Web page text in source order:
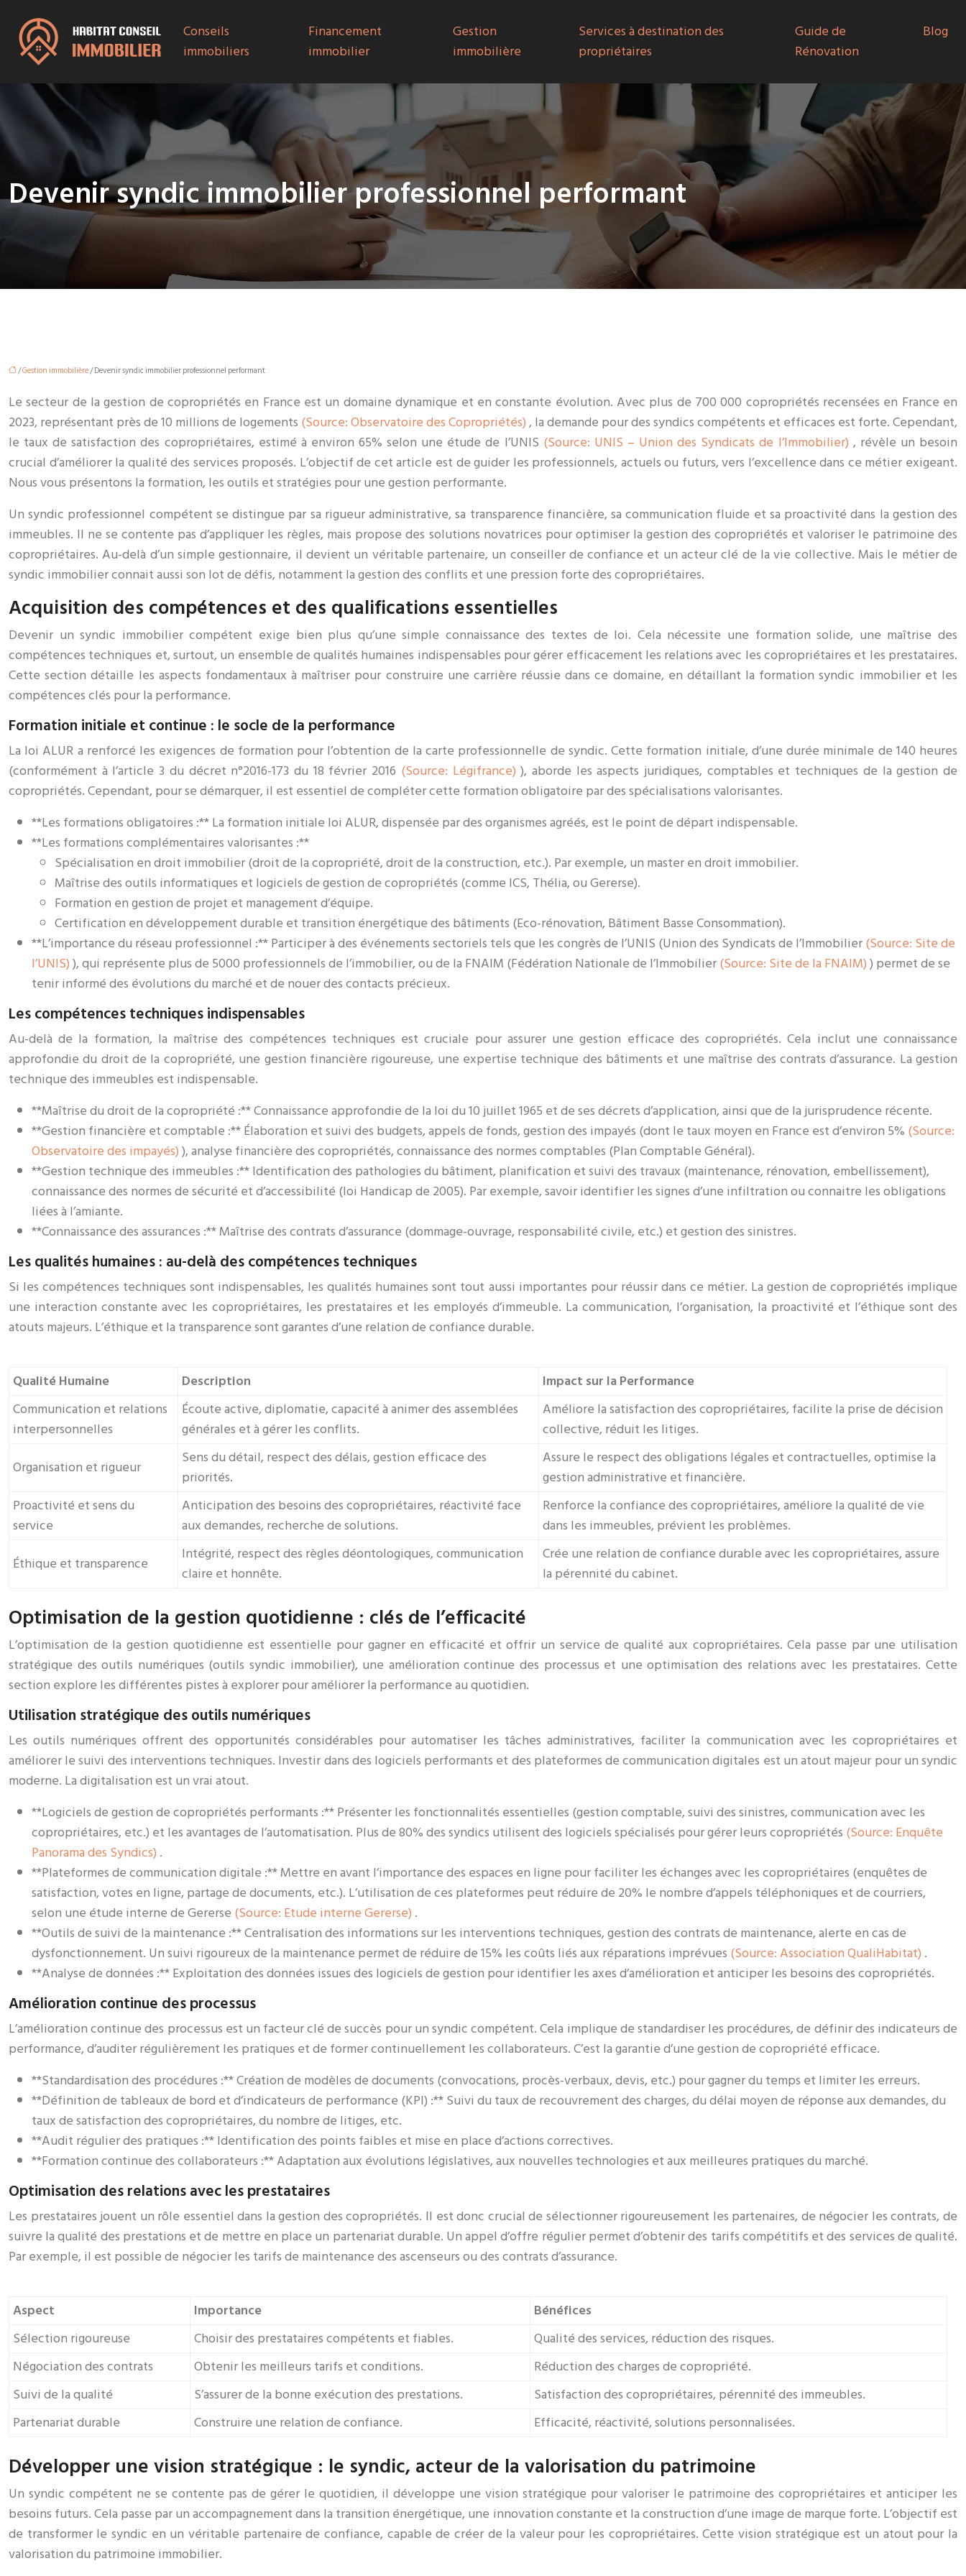
Conseils
immobiliers
Financement
immobilier
Gestion
immobilière
Services à destination des
propriétaires
Guide de
Rénovation
Blog
Devenir syndic immobilier professionnel performant
/Gestion immobilière/ Devenir syndic immobilier professionnel performant
Le secteur de la gestion de copropriétés en France est un domaine dynamique et en constante évolution. Avec plus de 700 000 copropriétés recensées en France en
2023, représentant près de 10 millions de logements (Source: Observatoire des Copropriétés), la demande pour des syndics compétents et efficaces est forte. Cependant,
le taux de satisfaction des copropriétaires, estimé à environ 65% selon une étude de l’UNIS (Source: UNIS – Union des Syndicats de l’Immobilier) , révèle un besoin
crucial d’améliorer la qualité des services proposés. L’objectif de cet article est de guider les professionnels, actuels ou futurs, vers l’excellence dans ce métier exigeant.
Nous vous présentons la formation, les outils et stratégies pour une gestion performante.
Un syndic professionnel compétent se distingue par sa rigueur administrative, sa transparence financière, sa communication fluide et sa proactivité dans la gestion des
immeubles. Il ne se contente pas d’appliquer les règles, mais propose des solutions novatrices pour optimiser la gestion des copropriétés et valoriser le patrimoine des
copropriétaires. Au-delà d’un simple gestionnaire, il devient un véritable partenaire, un conseiller de confiance et un acteur clé de la vie collective. Mais le métier de
syndic immobilier connait aussi son lot de défis, notamment la gestion des conflits et une pression forte des copropriétaires.
Acquisition des compétences et des qualifications essentielles
Devenir un syndic immobilier compétent exige bien plus qu’une simple connaissance des textes de loi. Cela nécessite une formation solide, une maîtrise des
compétences techniques et, surtout, un ensemble de qualités humaines indispensables pour gérer efficacement les relations avec les copropriétaires et les prestataires.
Cette section détaille les aspects fondamentaux à maîtriser pour construire une carrière réussie dans ce domaine, en détaillant la formation syndic immobilier et les
compétences clés pour la performance.
Formation initiale et continue : le socle de la performance
La loi ALUR a renforcé les exigences de formation pour l’obtention de la carte professionnelle de syndic. Cette formation initiale, d’une durée minimale de 140 heures
(conformément à l’article 3 du décret n°2016-173 du 18 février 2016 (Source: Légifrance)), aborde les aspects juridiques, comptables et techniques de la gestion de
copropriétés. Cependant, pour se démarquer, il est essentiel de compléter cette formation obligatoire par des spécialisations valorisantes.
**Les formations obligatoires :** La formation initiale loi ALUR, dispensée par des organismes agréés, est le point de départ indispensable.
**Les formations complémentaires valorisantes :**
Spécialisation en droit immobilier (droit de la copropriété, droit de la construction, etc.). Par exemple, un master en droit immobilier.
Maîtrise des outils informatiques et logiciels de gestion de copropriétés (comme ICS, Thélia, ou Gererse).
Formation en gestion de projet et management d’équipe.
Certification en développement durable et transition énergétique des bâtiments (Eco-rénovation, Bâtiment Basse Consommation).
**L’importance du réseau professionnel :** Participer à des événements sectoriels tels que les congrès de l’UNIS (Union des Syndicats de l’Immobilier(Source: Site de
l’UNIS)), qui représente plus de 5000 professionnels de l’immobilier, ou de la FNAIM (Fédération Nationale de l’Immobilier(Source: Site de la FNAIM)) permet de se
tenir informé des évolutions du marché et de nouer des contacts précieux.
Les compétences techniques indispensables
Au-delà de la formation, la maîtrise des compétences techniques est cruciale pour assurer une gestion efficace des copropriétés. Cela inclut une connaissance
approfondie du droit de la copropriété, une gestion financière rigoureuse, une expertise technique des bâtiments et une maîtrise des contrats d’assurance. La gestion
technique des immeubles est indispensable.
**Maîtrise du droit de la copropriété :** Connaissance approfondie de la loi du 10 juillet 1965 et de ses décrets d’application, ainsi que de la jurisprudence récente.
**Gestion financière et comptable :** Élaboration et suivi des budgets, appels de fonds, gestion des impayés (dont le taux moyen en France est d’environ 5% (Source:
Observatoire des impayés)), analyse financière des copropriétés, connaissance des normes comptables (Plan Comptable Général).
**Gestion technique des immeubles :** Identification des pathologies du bâtiment, planification et suivi des travaux (maintenance, rénovation, embellissement),
connaissance des normes de sécurité et d’accessibilité (loi Handicap de 2005). Par exemple, savoir identifier les signes d’une infiltration ou connaitre les obligations
liées à l’amiante.
**Connaissance des assurances :** Maîtrise des contrats d’assurance (dommage-ouvrage, responsabilité civile, etc.) et gestion des sinistres.
Les qualités humaines : au-delà des compétences techniques
Si les compétences techniques sont indispensables, les qualités humaines sont tout aussi importantes pour réussir dans ce métier. La gestion de copropriétés implique
une interaction constante avec les copropriétaires, les prestataires et les employés d’immeuble. La communication, l’organisation, la proactivité et l’éthique sont des
atouts majeurs. L’éthique et la transparence sont garantes d’une relation de confiance durable.
Qualité Humaine Description
Impact sur la Performance
Communication et relations
interpersonnelles
Écoute active, diplomatie, capacité à animer des assemblées
générales et à gérer les conflits.
Améliore la satisfaction des copropriétaires, facilite la prise de décision
collective, réduit les litiges.
Organisation et rigueur
Sens du détail, respect des délais, gestion efficace des
priorités.
Assure le respect des obligations légales et contractuelles, optimise la
gestion administrative et financière.
Proactivité et sens du
service
Anticipation des besoins des copropriétaires, réactivité face
aux demandes, recherche de solutions.
Renforce la confiance des copropriétaires, améliore la qualité de vie
dans les immeubles, prévient les problèmes.
Éthique et transparence
Intégrité, respect des règles déontologiques, communication
claire et honnête.
Crée une relation de confiance durable avec les copropriétaires, assure
la pérennité du cabinet.
Optimisation de la gestion quotidienne : clés de l’efficacité
L’optimisation de la gestion quotidienne est essentielle pour gagner en efficacité et offrir un service de qualité aux copropriétaires. Cela passe par une utilisation
stratégique des outils numériques (outils syndic immobilier), une amélioration continue des processus et une optimisation des relations avec les prestataires. Cette
section explore les différentes pistes à explorer pour améliorer la performance au quotidien.
Utilisation stratégique des outils numériques
Les outils numériques offrent des opportunités considérables pour automatiser les tâches administratives, faciliter la communication avec les copropriétaires et
améliorer le suivi des interventions techniques. Investir dans des logiciels performants et des plateformes de communication digitales est un atout majeur pour un syndic
moderne. La digitalisation est un vrai atout.
**Logiciels de gestion de copropriétés performants :** Présenter les fonctionnalités essentielles (gestion comptable, suivi des sinistres, communication avec les
copropriétaires, etc.) et les avantages de l’automatisation. Plus de 80% des syndics utilisent des logiciels spécialisés pour gérer leurs copropriétés (Source: Enquête
Panorama des Syndics) .
**Plateformes de communication digitale :** Mettre en avant l’importance des espaces en ligne pour faciliter les échanges avec les copropriétaires (enquêtes de
satisfaction, votes en ligne, partage de documents, etc.). L’utilisation de ces plateformes peut réduire de 20% le nombre d’appels téléphoniques et de courriers,
selon une étude interne de Gererse (Source: Etude interne Gererse) .
**Outils de suivi de la maintenance :** Centralisation des informations sur les interventions techniques, gestion des contrats de maintenance, alerte en cas de
dysfonctionnement. Un suivi rigoureux de la maintenance permet de réduire de 15% les coûts liés aux réparations imprévues (Source: Association QualiHabitat) .
**Analyse de données :** Exploitation des données issues des logiciels de gestion pour identifier les axes d’amélioration et anticiper les besoins des copropriétés.
Amélioration continue des processus
L’amélioration continue des processus est un facteur clé de succès pour un syndic compétent. Cela implique de standardiser les procédures, de définir des indicateurs de
performance, d’auditer régulièrement les pratiques et de former continuellement les collaborateurs. C’est la garantie d’une gestion de copropriété efficace.
**Standardisation des procédures :** Création de modèles de documents (convocations, procès-verbaux, devis, etc.) pour gagner du temps et limiter les erreurs.
**Définition de tableaux de bord et d’indicateurs de performance (KPI) :** Suivi du taux de recouvrement des charges, du délai moyen de réponse aux demandes, du
taux de satisfaction des copropriétaires, du nombre de litiges, etc.
**Audit régulier des pratiques :** Identification des points faibles et mise en place d’actions correctives.
**Formation continue des collaborateurs :** Adaptation aux évolutions législatives, aux nouvelles technologies et aux meilleures pratiques du marché.
Optimisation des relations avec les prestataires
Les prestataires jouent un rôle essentiel dans la gestion des copropriétés. Il est donc crucial de sélectionner rigoureusement les partenaires, de négocier les contrats, de
suivre la qualité des prestations et de mettre en place un partenariat durable. Un appel d’offre régulier permet d’obtenir des tarifs compétitifs et des services de qualité.
Par exemple, il est possible de négocier les tarifs de maintenance des ascenseurs ou des contrats d’assurance.
Aspect Importance
Bénéfices
Sélection rigoureuse
Choisir des prestataires compétents et fiables.
Qualité des services, réduction des risques.
Négociation des contrats
Obtenir les meilleurs tarifs et conditions.
Réduction des charges de copropriété.
Suivi de la qualité
S’assurer de la bonne exécution des prestations.
Satisfaction des copropriétaires, pérennité des immeubles.
Partenariat durable
Construire une relation de confiance. Efficacité, réactivité, solutions personnalisées.
Développer une vision stratégique : le syndic, acteur de la valorisation du patrimoine
Un syndic compétent ne se contente pas de gérer le quotidien, il développe une vision stratégique pour valoriser le patrimoine des copropriétaires et anticiper les
besoins futurs. Cela passe par un accompagnement dans la transition énergétique, une innovation constante et la construction d’une image de marque forte. L’objectif est
de transformer le syndic en un véritable partenaire de confiance, capable de créer de la valeur pour les copropriétaires. Cette vision stratégique est un atout pour la
valorisation du patrimoine immobilier.